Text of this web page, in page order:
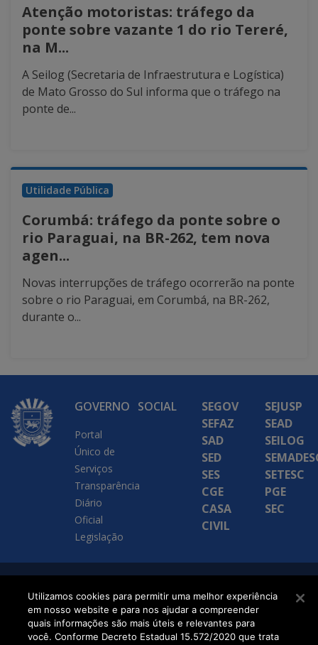
Atenção motoristas: tráfego da
ponte sobre vazante 1 do rio Tereré,
na M...
A Seilog (Secretaria de Infraestrutura e Logística)
de Mato Grosso do Sul informa que o tráfego na
ponte de...
Utilidade Pública
Corumbá: tráfego da ponte sobre o
rio Paraguai, na BR-262, tem nova
agen...
Novas interrupções de tráfego ocorrerão na ponte
sobre o rio Paraguai, em Corumbá, na BR-262,
durante o...
GOVERNO
Portal
Único de
Serviços
Transparência
Diário
Oficial
Legislação
SOCIAL
SEGOV
SEFAZ
SAD
SED
SES
CGE
CASA
CIVIL
SEJUSP
SEAD
SEILOG
SETESC
PGE
SEC
SETDIG | Secretaria-
Executiva de
Transformação Digital
Utilizamos cookies para permitir uma melhor experiência
em nosso website e para nos ajudar a compreender
quais informações são mais úteis e relevantes para
você. Conforme Decreto Estadual 15.572/2020 que trata